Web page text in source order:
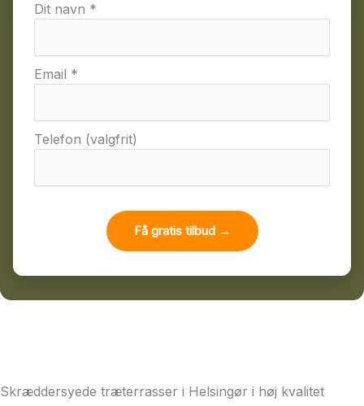
Dit navn *
Email *
Telefon (valgfrit)
Få gratis tilbud →
Skræddersyede træterrasser i Helsingør i høj kvalitet